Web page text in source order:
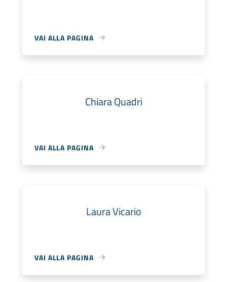
VAI ALLA PAGINA
Chiara Quadri
VAI ALLA PAGINA
Laura Vicario
VAI ALLA PAGINA